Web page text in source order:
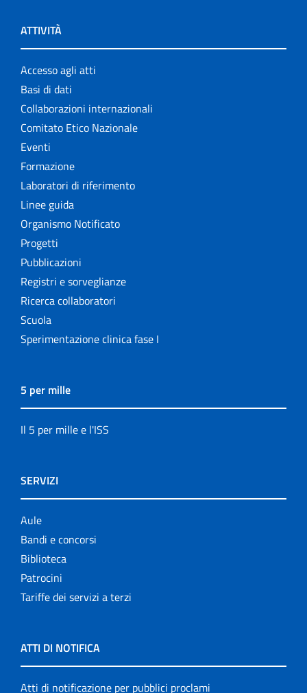
ATTIVITÀ
Accesso agli atti
Basi di dati
Collaborazioni internazionali
Comitato Etico Nazionale
Eventi
Formazione
Laboratori di riferimento
Linee guida
Organismo Notificato
Progetti
Pubblicazioni
Registri e sorveglianze
Ricerca collaboratori
Scuola
Sperimentazione clinica fase I
5 per mille
Il 5 per mille e l'ISS
SERVIZI
Aule
Bandi e concorsi
Biblioteca
Patrocini
Tariffe dei servizi a terzi
ATTI DI NOTIFICA
Atti di notificazione per pubblici proclami